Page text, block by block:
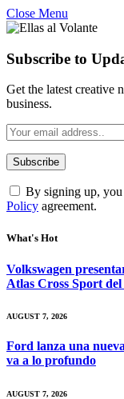
Close Menu
Subscribe to
Get the latest creative
business.
By signing up, you
Policy agreement.
What's Hot
Volkswagen
Atlas Cross Sport del
AUGUST 7, 2026
Ford lanza una
va a lo profundo
AUGUST 7, 2026